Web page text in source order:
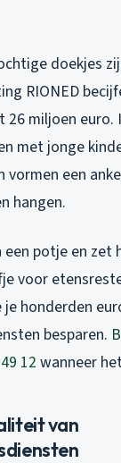
doekjes
RIONED
26 miljoen
met jonge
vormen een
hangen.
potje en zet
voor
honderden
besparen.
12 wanneer
van